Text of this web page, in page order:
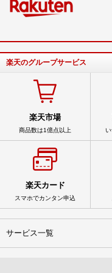
楽天のグループサービス
楽天市場
商品数は1億点以上
楽天カード
スマホでカンタン申込
サービス一覧